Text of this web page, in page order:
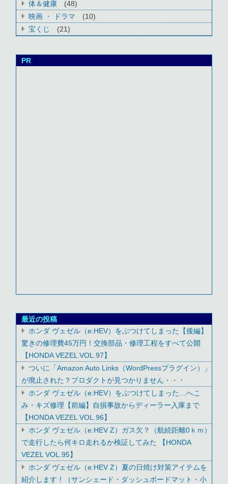
体＆健康
(48)
映画 ・ ドラマ
(10)
宝くじ
(21)
PR
最近の投稿
ホンダ ヴェゼル（e:HEV）をぶつけてしまった【後編】
驚きの修理費45万円！交換部品・修理工程をすべて公開
【HONDA VEZEL VOL.97】
ついに「Amazon Auto Links（WordPressプラグイン）」
が廃止された？プロダクトが見つかりません・・・
ホンダ ヴェゼル（e:HEV）をぶつけてしまった…へこ
み・キズ修理【前編】自損事故からディーラー入庫まで
【HONDA VEZEL VOL.96】
ホンダ ヴェゼル（e:HEV Z）ガス欠？（航続距離0ｋｍ）
で走行したら何キロ走れるか検証してみた 【HONDA
VEZEL VOL.95】
ホンダ ヴェゼル（e:HEV Z）夏の日焼け対策アイテムを
紹介します！（サンシェード・ダッシュボードマット・小